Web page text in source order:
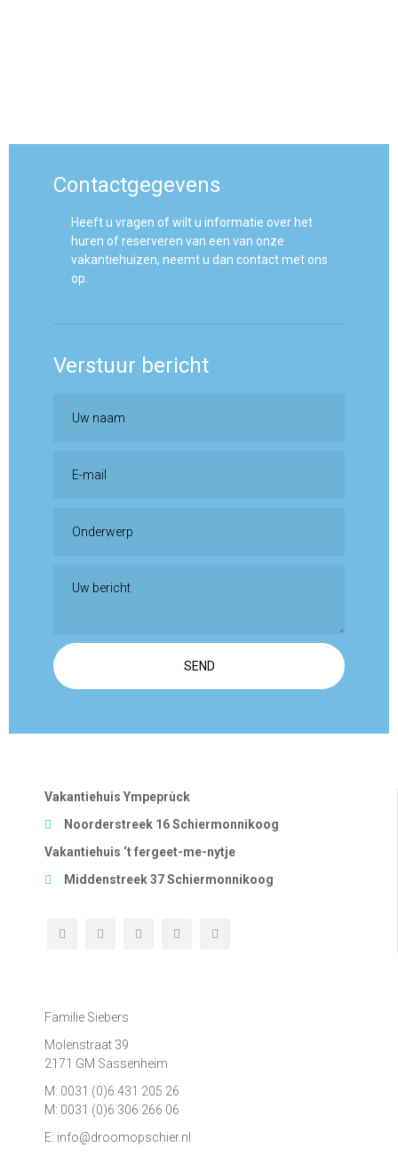
Contactgegevens
Heeft u vragen of wilt u informatie over het
huren of reserveren van een van onze
vakantiehuizen, neemt u dan contact met ons
op.
Verstuur bericht
Vakantiehuis Ympeprùck
Noorderstreek 16 Schiermonnikoog
Vakantiehuis ‘t fergeet-me-nytje
Middenstreek 37 Schiermonnikoog
Familie Siebers
Molenstraat 39
2171 GM Sassenheim
M: 0031 (0)6 431 205 26
M: 0031 (0)6 306 266 06
E: info@droomopschier.nl